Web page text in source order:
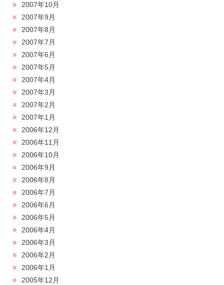
2007年10月
2007年9月
2007年8月
2007年7月
2007年6月
2007年5月
2007年4月
2007年3月
2007年2月
2007年1月
2006年12月
2006年11月
2006年10月
2006年9月
2006年8月
2006年7月
2006年6月
2006年5月
2006年4月
2006年3月
2006年2月
2006年1月
2005年12月